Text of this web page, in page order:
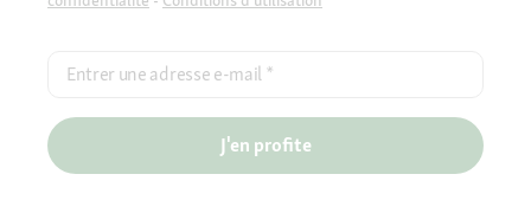
Entrer une adresse e-mail *
J'en profite